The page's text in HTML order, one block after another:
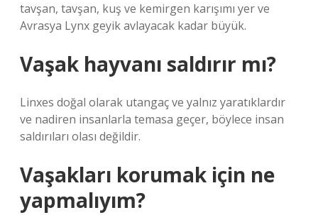
tavşan, tavşan, kuş ve kemirgen karışımı yer ve
Avrasya Lynx geyik avlayacak kadar büyük.
Vaşak hayvanı saldırır mı?
Linxes doğal olarak utangaç ve yalnız yaratıklardır
ve nadiren insanlarla temasa geçer, böylece insan
saldırıları olası değildir.
Vaşakları korumak için ne
yapmalıyım?